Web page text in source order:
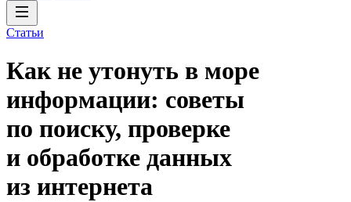
Статьи
Как не утонуть в море
информации: советы
по поиску, проверке
и обработке данных
из интернета